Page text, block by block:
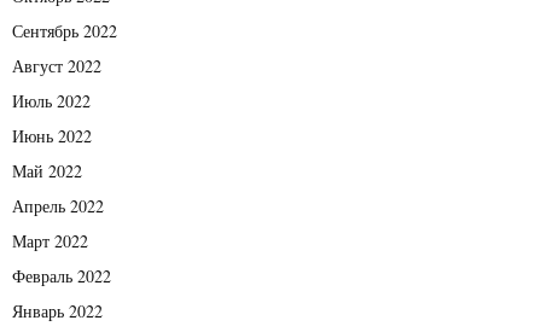
Сентябрь 2022
Август 2022
Июль 2022
Июнь 2022
Май 2022
Апрель 2022
Март 2022
Февраль 2022
Январь 2022